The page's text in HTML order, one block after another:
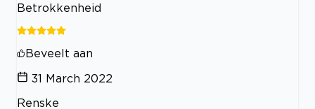
Betrokkenheid
Beveelt aan
31 March 2022
Renske